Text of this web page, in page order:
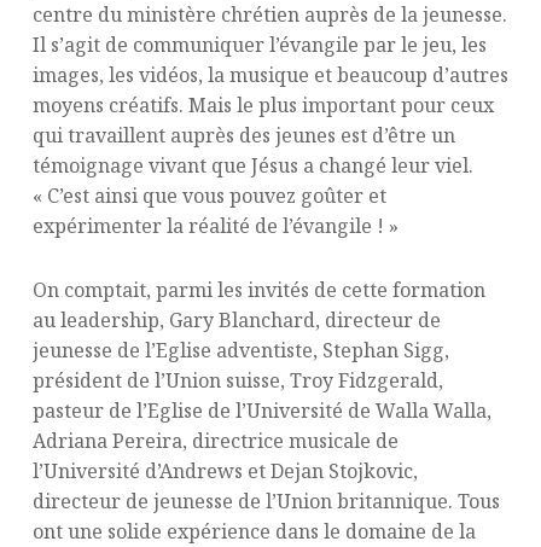
centre du ministère chrétien auprès de la jeunesse.
Il s’agit de communiquer l’évangile par le jeu, les
images, les vidéos, la musique et beaucoup d’autres
moyens créatifs. Mais le plus important pour ceux
qui travaillent auprès des jeunes est d’être un
témoignage vivant que Jésus a changé leur viel.
« C’est ainsi que vous pouvez goûter et
expérimenter la réalité de l’évangile ! »
On comptait, parmi les invités de cette formation
au leadership, Gary Blanchard, directeur de
jeunesse de l’Eglise adventiste, Stephan Sigg,
président de l’Union suisse, Troy Fidzgerald,
pasteur de l’Eglise de l’Université de Walla Walla,
Adriana Pereira, directrice musicale de
l’Université d’Andrews et Dejan Stojkovic,
directeur de jeunesse de l’Union britannique. Tous
ont une solide expérience dans le domaine de la